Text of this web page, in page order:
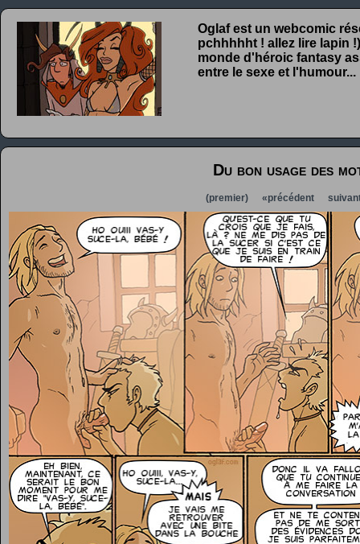
Oglaf est un webcomic
pchhhhht ! allez lire lapin
monde d'héroic fantasy
entre le sexe et l'humour...
Du bon usage des
(premier) «précédent